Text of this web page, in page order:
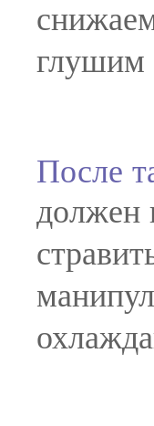
глушим
После
должен